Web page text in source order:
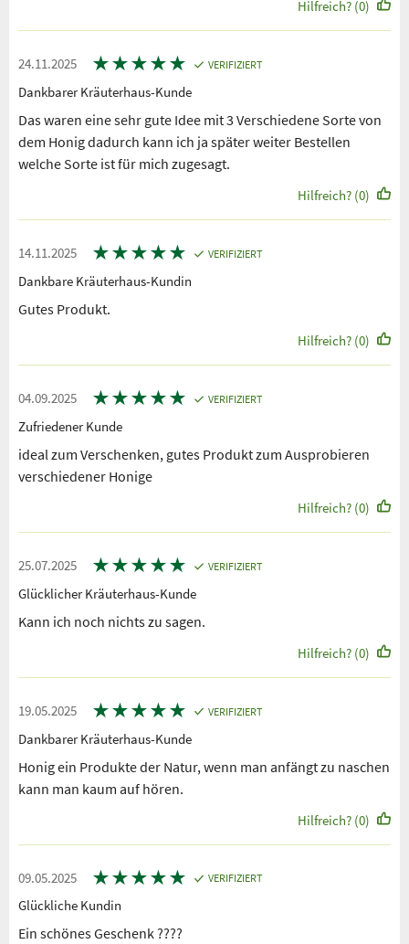
Hilfreich? (0)
24.11.2025 ★★★★★ VERIFIZIERT
Dankbarer Kräuterhaus-Kunde
Das waren eine sehr gute Idee mit 3 Verschiedene Sorte von
dem Honig dadurch kann ich ja später weiter Bestellen
welche Sorte ist für mich zugesagt.
Hilfreich? (0)
14.11.2025 ★★★★★ VERIFIZIERT
Dankbare Kräuterhaus-Kundin
Gutes Produkt.
Hilfreich? (0)
04.09.2025 ★★★★★ VERIFIZIERT
Zufriedener Kunde
ideal zum Verschenken, gutes Produkt zum Ausprobieren
verschiedener Honige
Hilfreich? (0)
25.07.2025 ★★★★★ VERIFIZIERT
Glücklicher Kräuterhaus-Kunde
Kann ich noch nichts zu sagen.
Hilfreich? (0)
19.05.2025 ★★★★★ VERIFIZIERT
Dankbarer Kräuterhaus-Kunde
Honig ein Produkte der Natur, wenn man anfängt zu naschen
kann man kaum auf hören.
Hilfreich? (0)
09.05.2025 ★★★★★ VERIFIZIERT
Glückliche Kundin
Ein schönes Geschenk ????